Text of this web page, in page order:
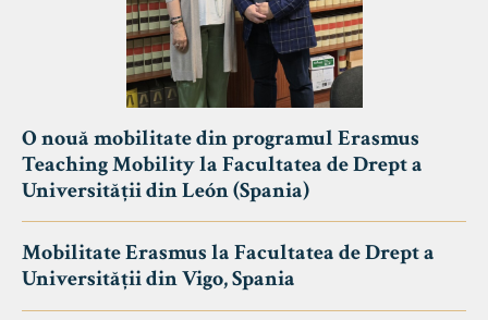
O nouă mobilitate din programul Erasmus
Teaching Mobility la Facultatea de Drept a
Universității din León (Spania)
Mobilitate Erasmus la Facultatea de Drept a
Universității din Vigo, Spania